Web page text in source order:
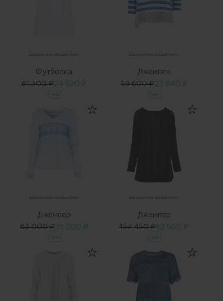
Футболка
61 300 ₽24 520 ₽
-60%
Джемпер
59 600 ₽23 840 ₽
-60%
Джемпер
63 000 ₽25 200 ₽
-60%
Джемпер
157 450 ₽62 980 ₽
-60%